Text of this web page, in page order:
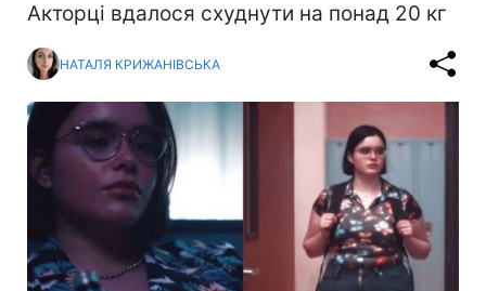
Акторці вдалося схуднути на понад 20 кг
НАТАЛЯ КРИЖАНІВСЬКА